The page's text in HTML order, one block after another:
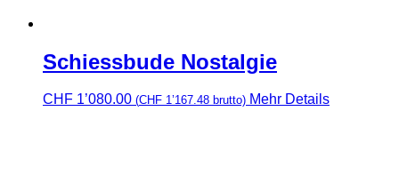
Schiessbude Nostalgie
CHF 1’080.00 (CHF 1’167.48 brutto) Mehr Details